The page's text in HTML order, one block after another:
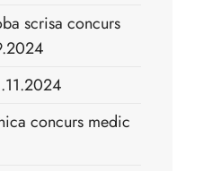
scrisa concurs
concurs medic